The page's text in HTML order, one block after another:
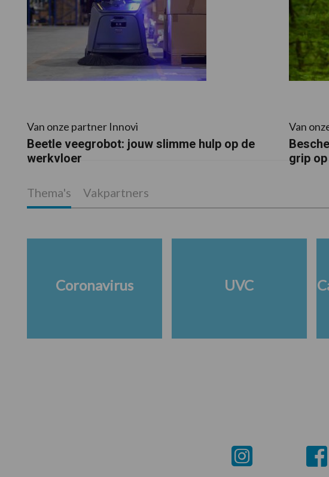
Van onze partner Innovi
Beetle veegrobot: jouw slimme hulp op de
werkvloer
Van
grip op
Thema's Vakpartners
Coronavirus UVC